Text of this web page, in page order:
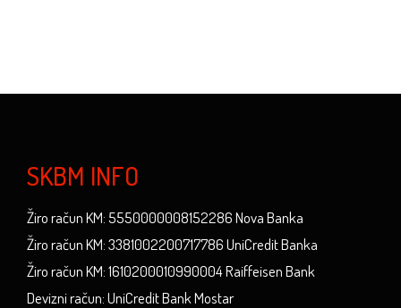
SKBM INFO
Žiro račun KM: 5550000008152286 Nova Banka
Žiro račun KM: 3381002200717786 UniCredit Banka
Žiro račun KM: 1610200010990004 Raiffeisen Bank
Devizni račun: UniCredit Bank Mostar